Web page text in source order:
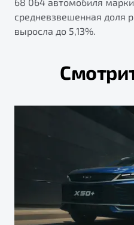
средневзвешенная доля
выросла до 5,13%.